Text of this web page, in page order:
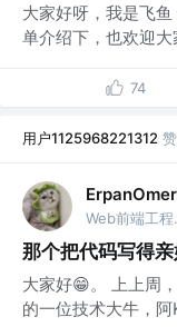
大家好呀，我是飞
单介绍下，也欢迎
74
用户1125968221312
ErpanOmer
那个把代码写得
大家好😁。 上上周
的一位技术大牛，